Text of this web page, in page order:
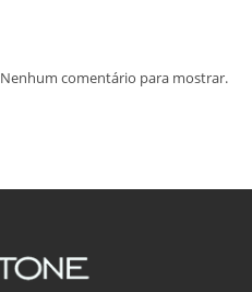
Nenhum comentário para mostrar.